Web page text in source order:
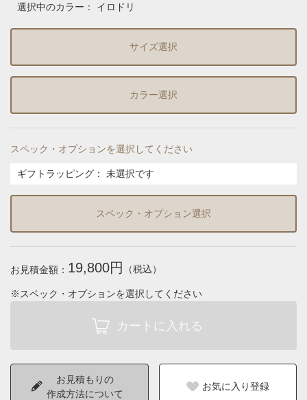
選択中のカラー：
イロドリ
サイズ選択
カラー選択
スペック・オプションを選択してください
ギフトラッピング ： 未選択です
スペック・オプション選択
お見積金額： 19,800円 （税込）
※スペック・オプションを選択してください
お見積もりの
作成方法について
お気に入り登録